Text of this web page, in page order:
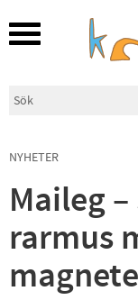
Meny
NYHETER
Maileg
rarmus